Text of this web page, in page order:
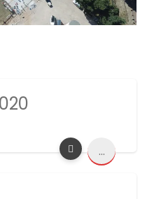
...